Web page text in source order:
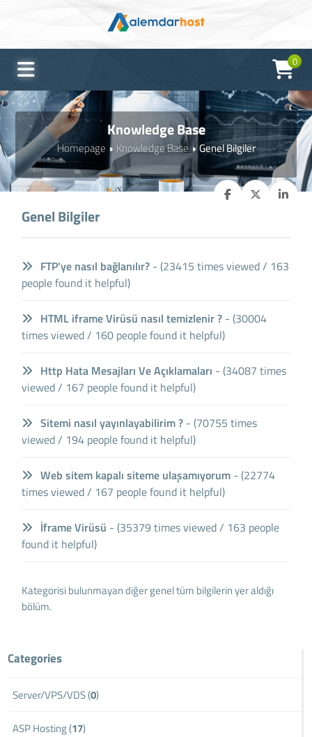
0
Knowledge Base
Homepage Knowledge Base Genel Bilgiler
Genel Bilgiler
FTP'ye nasıl bağlanılır? - (23415 times viewed / 163
people found it helpful)
HTML iframe Virüsü nasıl temizlenir ? - (30004
times viewed / 160 people found it helpful)
Http Hata Mesajları Ve Açıklamaları - (34087 times
viewed / 167 people found it helpful)
Sitemi nasıl yayınlayabilirim ? - (70755 times
viewed / 194 people found it helpful)
Web sitem kapalı siteme ulaşamıyorum - (22774
times viewed / 167 people found it helpful)
İframe Virüsü - (35379 times viewed / 163 people
found it helpful)
Kategorisi bulunmayan diğer genel tüm bilgilerin yer aldığı
bölüm.
Categories
Server/VPS/VDS (0)
ASP Hosting (17)